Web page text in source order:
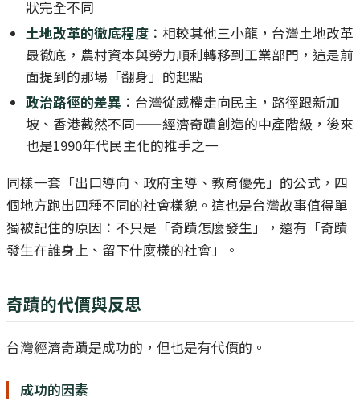
狀完全不同
土地改革的徹底程度 ：相較其他三小龍，台灣土地改革
最徹底，農村資本與勞力順利轉移到工業部門，這是前
面提到的那場「翻身」的起點
政治路徑的差異 ：台灣從威權走向民主，路徑跟新加
坡、香港截然不同——經濟奇蹟創造的中產階級，後來
也是1990年代民主化的推手之一
同樣一套「出口導向、政府主導、教育優先」的公式，四
個地方跑出四種不同的社會樣貌。這也是台灣故事值得單
獨被記住的原因：不只是「奇蹟怎麼發生」，還有「奇蹟
發生在誰身上、留下什麼樣的社會」。
奇蹟的代價與反思
台灣經濟奇蹟是成功的，但也是有代價的。
成功的因素